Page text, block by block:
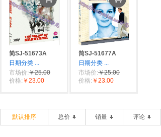
简SJ-51673A
日期分类 ...
市场价:￥25.00
价格: ￥23.00
简SJ-51677A
日期分类 ...
市场价:￥25.00
价格: ￥23.00
默认排序 总价 销量 评论